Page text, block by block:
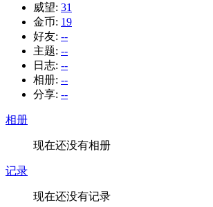
威望: 31
金币: 19
好友: --
主题: --
日志: --
相册: --
分享: --
相册
现在还没有相册
记录
现在还没有记录